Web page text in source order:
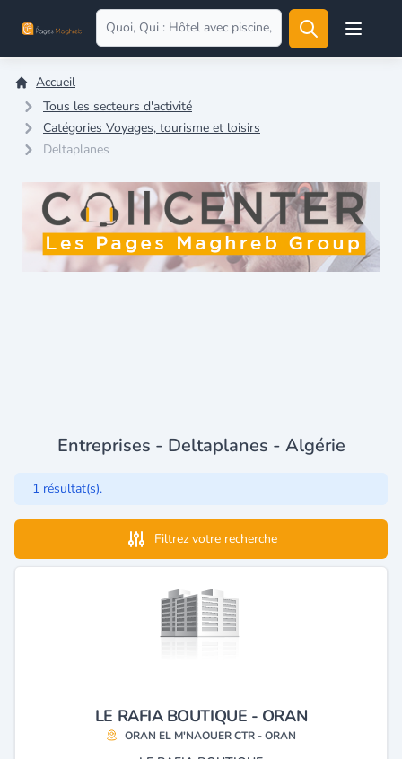
Open
Accueil
Tous les secteurs d'activité
Catégories Voyages, tourisme et loisirs
Deltaplanes
Entreprises - Deltaplanes - Algérie
1 résultat(s).
Filtrez votre recherche
LE RAFIA BOUTIQUE - ORAN
ORAN EL M'NAOUER CTR - ORAN